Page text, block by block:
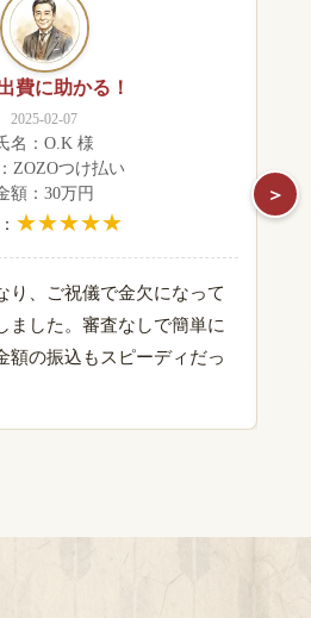
＞
費に助かる！
2025-02-07
名：O.K 様
ZOZOつけ払い
額：30万円
★★★★★
り、ご祝儀で金欠になって
ました。審査なしで簡単に
額の振込もスピーディだっ